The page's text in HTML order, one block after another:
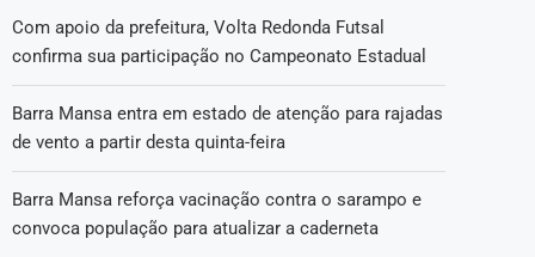
Com apoio da prefeitura, Volta Redonda Futsal
confirma sua participação no Campeonato Estadual
Barra Mansa entra em estado de atenção para rajadas
de vento a partir desta quinta-feira
Barra Mansa reforça vacinação contra o sarampo e
convoca população para atualizar a caderneta